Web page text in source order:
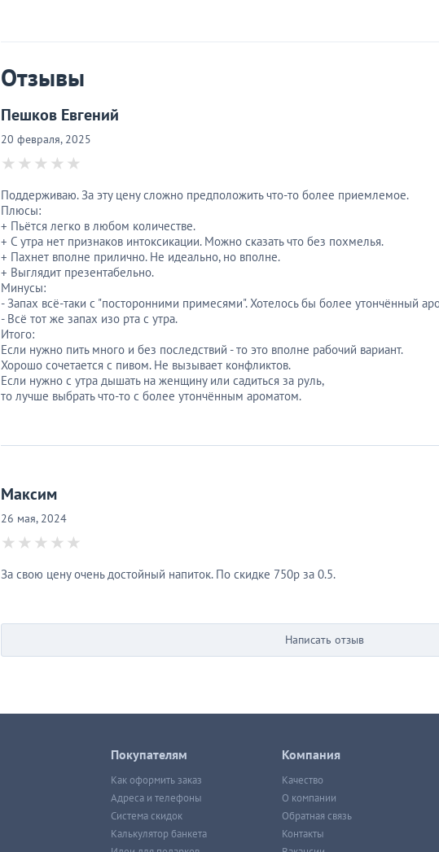
Отзывы
Пешков Евгений
20 февраля, 2025
Поддерживаю. За эту цену сложно предположить что-то более приемлемое.
Плюсы:
+ Пьётся легко в любом количестве.
+ С утра нет признаков интоксикации. Можно сказать что без похмелья.
+ Пахнет вполне прилично. Не идеально, но вполне.
+ Выглядит презентабельно.
Минусы:
- Запах всё-таки с "посторонними примесями". Хотелось бы более утончённый
- Всё тот же запах изо рта с утра.
Итого:
Если нужно пить много и без последствий - то это вполне рабочий вариант.
Хорошо сочетается с пивом. Не вызывает конфликтов.
Если нужно с утра дышать на женщину или садиться за руль,
то лучше выбрать что-то с более утончённым ароматом.
Максим
26 мая, 2024
За свою цену очень достойный напиток. По скидке 750р за 0.5.
Написать отзыв
Покупателям
Как оформить заказ
Адреса и телефоны
Система скидок
Калькулятор банкета
Компания
Качество
О компании
Обратная связь
Контакты